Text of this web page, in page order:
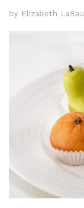
by Elizabeth LaBau